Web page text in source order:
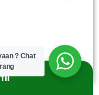
? Chat